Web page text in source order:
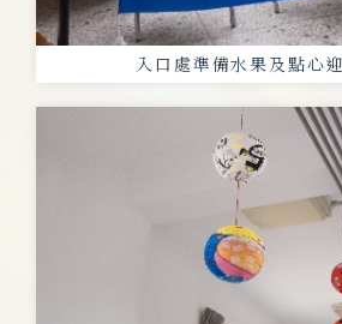
入口處準備水果及點心